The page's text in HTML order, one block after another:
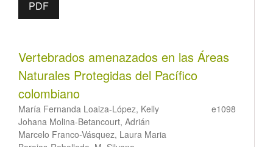
PDF
Vertebrados amenazados en las Áreas
Naturales Protegidas del Pacífico
colombiano
María Fernanda Loaiza-López, Kelly
Johana Molina-Betancourt, Adrián
Marcelo Franco-Vásquez, Laura Maria
e1098